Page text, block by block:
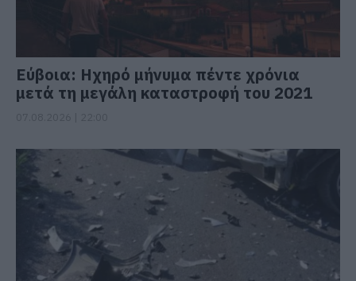
Εύβοια: Ηχηρό μήνυμα πέντε χρόνια
μετά τη μεγάλη καταστροφή του 2021